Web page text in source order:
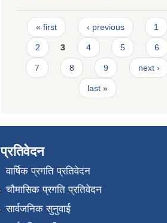
Pages
« first ‹ previous 1
2 3 4 5 6
7 8 9 next ›
last »
प्रतिवेदन
वार्षिक प्रगति प्रतिवेदन
चौमासिक प्रगति प्रतिवेदन
सार्वजनिक सुनुवाई